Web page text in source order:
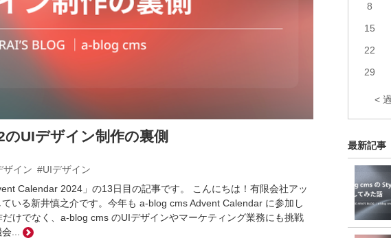
UIデザイン制作の裏側
ザイン #UIデザイン
Calendar 2024」の13日目の記事です。 こんにちは！有限会社アッ
いる新井慎之介です。今年も a-blog cms Advent Calendar に参加し
けでなく、a-blog cms のUIデザインやマーケティング業務にも挑戦
...
8
15
22
29
<
最新記事